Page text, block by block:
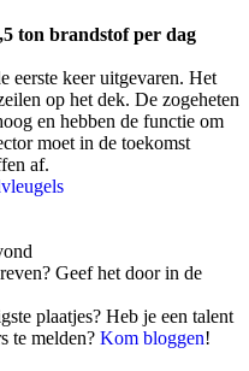
ton brandstof per dag
eerste keer uitgevaren. Het
op het dek. De zogeheten
en hebben de functie om
moet in de toekomst
af.
Geef het door in de
plaatjes? Heb je een talent
te melden? Kom bloggen!